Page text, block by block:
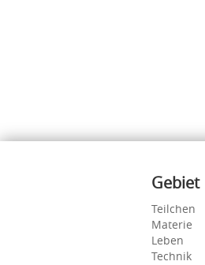
Inhalte
Gebiet
Teilchen
Materie
Leben
Technik